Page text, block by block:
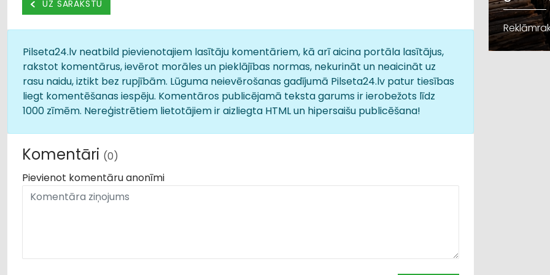
UZ SARAKSTU
Pilseta24.lv neatbild pievienotajiem lasītāju komentāriem, kā arī aicina portāla lasītājus,
rakstot komentārus, ievērot morāles un pieklājības normas, nekurināt un neaicināt uz
rasu naidu, iztikt bez rupjībām. Lūguma neievērošanas gadījumā Pilseta24.lv patur tiesības
liegt komentēšanas iespēju. Komentāros publicējamā teksta garums ir ierobežots līdz
1000 zīmēm. Nereģistrētiem lietotājiem ir aizliegta HTML un hipersaišu publicēšana!
Komentāri (0)
Pievienot komentāru anonīmi